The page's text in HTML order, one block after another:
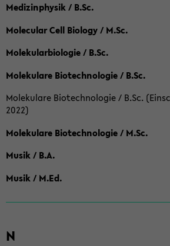
Medizinphysik / B.Sc.
Molecular Cell Biology / M.Sc.
Molekularbiologie / B.Sc.
Molekulare Biotechnologie / B.Sc.
Molekulare Biotechnologie / B.Sc.
2022)
Molekulare Biotechnologie / M.Sc.
Musik / B.A.
Musik / M.Ed.
N